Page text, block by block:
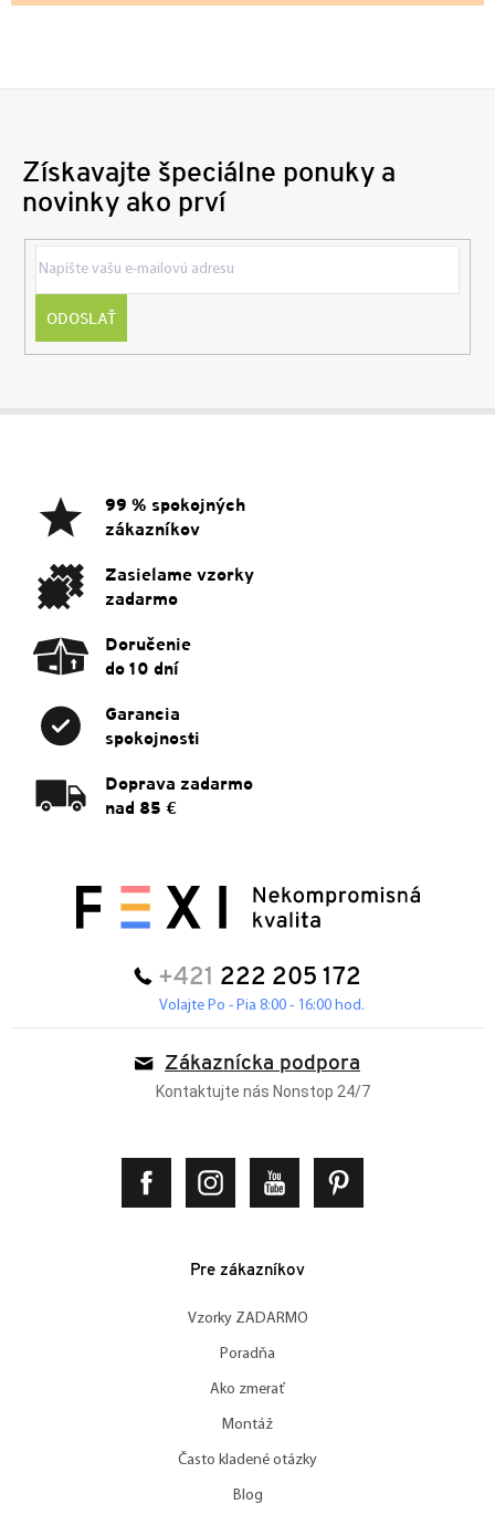
Získavajte špeciálne ponuky a
novinky ako prví
ODOSLAŤ
99 % spokojných
zákazníkov
Zasielame vzorky
zadarmo
Doručenie
do 10 dní
Garancia
spokojnosti
Doprava zadarmo
nad 85 €
+421 222 205 172
Volajte Po - Pia 8:00 - 16:00 hod.
Zákaznícka podpora
Kontaktujte nás Nonstop 24/7
Pre zákazníkov
Vzorky ZADARMO
Poradňa
Ako zmerať
Montáž
Často kladené otázky
Blog